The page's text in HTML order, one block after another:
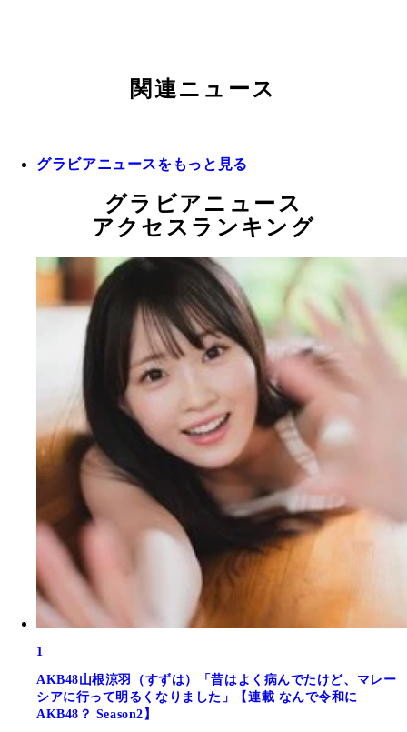
関連ニュース
グラビアニュースをもっと見る
グラビアニュース
アクセスランキング
1
AKB48山根涼羽（すずは）「昔はよく病んでたけど、マレー
シアに行って明るくなりました」【連載 なんで令和に
AKB48？ Season2】